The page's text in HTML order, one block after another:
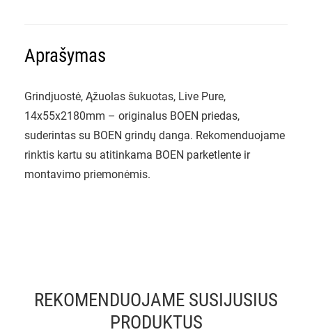
Aprašymas
Grindjuostė, Ąžuolas šukuotas, Live Pure,
14x55x2180mm – originalus BOEN priedas,
suderintas su BOEN grindų danga. Rekomenduojame
rinktis kartu su atitinkama BOEN parketlente ir
montavimo priemonėmis.
REKOMENDUOJAME SUSIJUSIUS
PRODUKTUS